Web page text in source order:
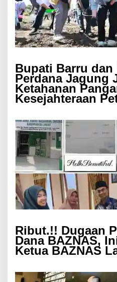
Bupati Barru dan
Perdana Jagung
Ketahanan
Kesejahteraan
Ribut.!! Dugaan
Dana BAZNAS,
Ketua BAZNAS